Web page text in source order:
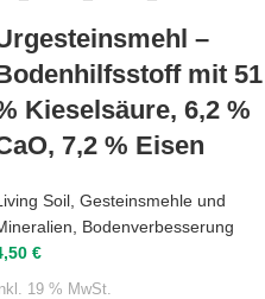
–
mit 51
Kieselsäure, 6,2 %
7,2 % Eisen
Soil Gesteinsmehle und
Bodenverbesserung
€
19 % MwSt.